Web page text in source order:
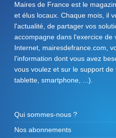
Maires de France est le
et élus locaux. Chaque mois, il
l'actualité, de partager vos
accompagne dans l'exercice de
Internet, mairesdefrance.com,
l'information dont vous avez
vous voulez et sur le support de
tablette, smartphone, ...).
Qui sommes-nous ?
Nos abonnements